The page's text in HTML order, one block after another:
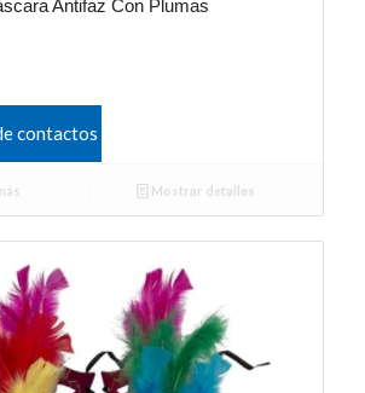
Antifaz Con Plumas
contactos
Mostrar detalles